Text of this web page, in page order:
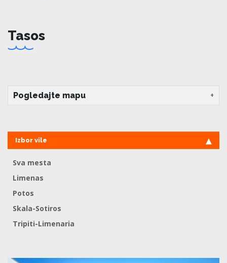
Tasos
Pogledajte mapu
Izbor vile
Sva mesta
Limenas
Potos
Skala-Sotiros
Tripiti-Limenaria